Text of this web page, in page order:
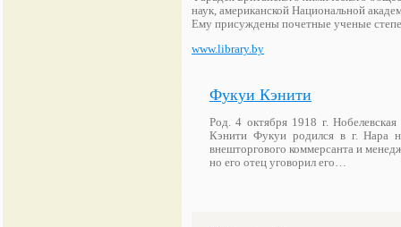
наук, американской Национальной
Ему присуждены почетные ученые
www.library.by
Фукуи Кэнити
Род. 4 октября 1918 г.
Кэнити Фукуи родился в г. Нара
внешторгового коммерсанта и
но его отец уговорил его…